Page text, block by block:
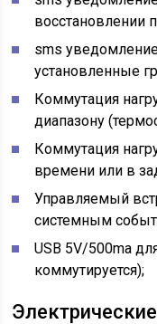
восстановлении
sms
установленные
Коммутация
диапазону
Коммутация
времени или в
Управляемый
системным
USB 5V/500ma
коммутируется);